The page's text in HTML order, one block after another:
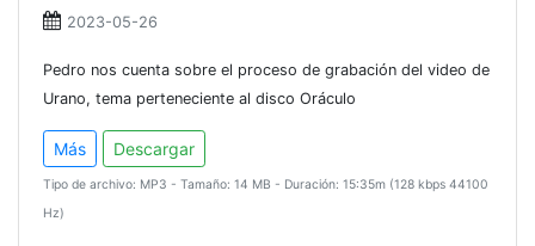
2023-05-26
Pedro nos cuenta sobre el proceso de grabación del video de
Urano, tema perteneciente al disco Oráculo
Más Descargar
Tipo de archivo: MP3 - Tamaño: 14 MB - Duración: 15:35m (128 kbps 44100
Hz)